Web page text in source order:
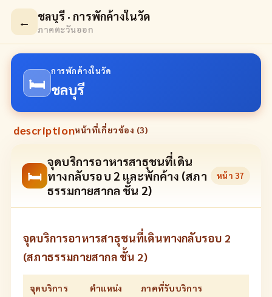
← ชลบุรี · การพักค้างในวัด
ภาคตะวันออก
🛏
การพักค้างในวัด
ชลบุรี
descriptionหน้าที่เกี่ยวข้อง (3)
🛏
จุดบริการอาหารสาธุชนที่เดิน
ทางกลับรอบ 2 และพักค้าง (สภา
ธรรมกายสากล ชั้น 2)
หน้า 37
จุดบริการอาหารสาธุชนที่เดินทางกลับรอบ 2
(สภาธรรมกายสากล ชั้น 2)
จุดบริการ ตำแหน่ง ภาคที่รับบริการ